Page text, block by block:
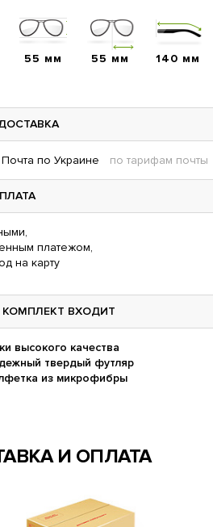
55 мм 55 мм 140 мм
по Украине по тарифам почты
платежом,
на карту
КОМПЛЕКТ ВХОДИТ
высокого качества
твердый футляр
из микрофибры
И ОПЛАТА